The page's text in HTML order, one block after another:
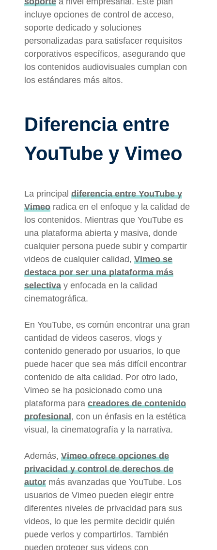
incluye opciones de control de acceso,
soporte dedicado y soluciones
personalizadas para satisfacer requisitos
corporativos específicos, asegurando que
los contenidos audiovisuales cumplan con
los estándares más altos.
Diferencia entre
YouTube y Vimeo
La principal diferencia entre YouTube y
Vimeo radica en el enfoque y la calidad de
los contenidos. Mientras que YouTube es
una plataforma abierta y masiva, donde
cualquier persona puede subir y compartir
videos de cualquier calidad, Vimeo se
destaca por ser una plataforma más
selectiva y enfocada en la calidad
cinematográfica.
En YouTube, es común encontrar una gran
cantidad de videos caseros, vlogs y
contenido generado por usuarios, lo que
puede hacer que sea más difícil encontrar
contenido de alta calidad. Por otro lado,
Vimeo se ha posicionado como una
plataforma para creadores de contenido
profesional, con un énfasis en la estética
visual, la cinematografía y la narrativa.
Además, Vimeo ofrece opciones de
privacidad y control de derechos de
autor más avanzadas que YouTube. Los
usuarios de Vimeo pueden elegir entre
diferentes niveles de privacidad para sus
videos, lo que les permite decidir quién
puede verlos y compartirlos. También
pueden proteger sus videos con